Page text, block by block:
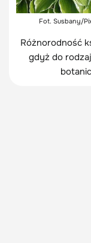
Fot. Susbany/
Różnorodność
gdyż do